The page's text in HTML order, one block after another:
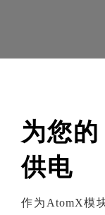
为您的
供电
作为AtomX模